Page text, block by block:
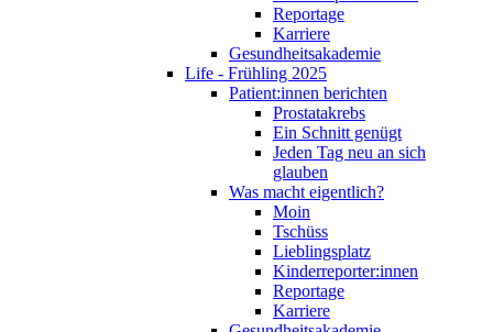
Reportage
Karriere
Gesundheitsakademie
Life - Frühling 2025
Patient:innen berichten
Prostatakrebs
Ein Schnitt genügt
Jeden Tag neu an sich
glauben
Was macht eigentlich?
Moin
Tschüss
Lieblingsplatz
Kinderreporter:innen
Reportage
Karriere